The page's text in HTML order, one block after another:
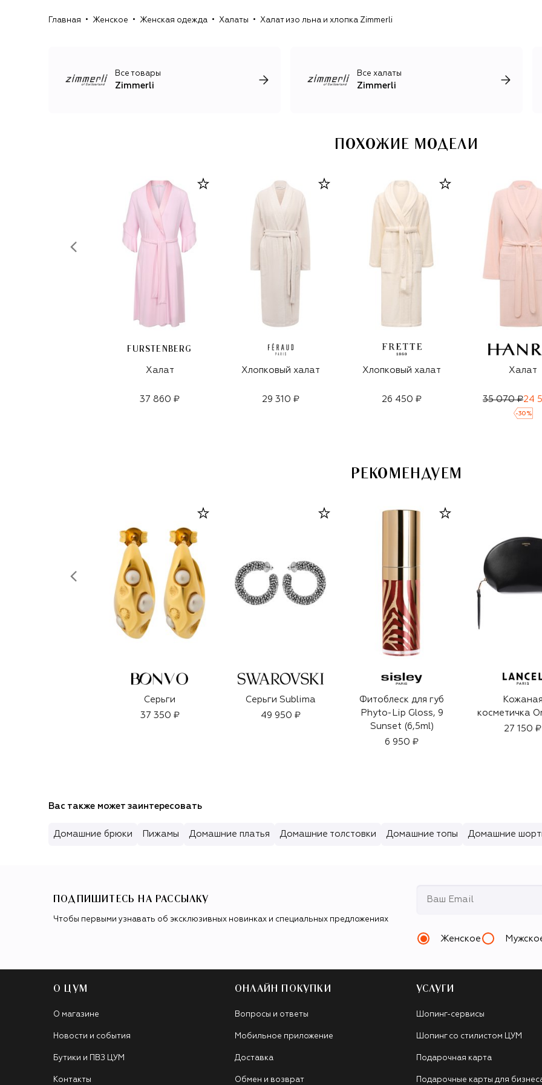
Nightwear).
Главная Женское Женская одежда Халаты Халат изо льна и хлопка Zimmerli
Все товары
Zimmerli
Все халаты
Zimmerli
ПОХОЖИЕ МОДЕЛИ
FURSTENBERG
Халат
37 860 ₽
Хлопковый халат
29 310 ₽
Хлопковый халат
26 450 ₽
Халат
35 070 ₽24
-30 %
РЕКОМЕНДУЕМ
Серьги
37 350 ₽
Серьги Sublima
49 950 ₽
Фитоблеск для губ
Phyto-Lip Gloss, 9
Sunset (6,5ml)
6 950 ₽
Кожаная
косметичка
27 150 ₽
Вас также может заинтересовать
Домашние брюки Пижамы Домашние платья Домашние толстовки Домашние топы Домашние
ПОДПИШИТЕСЬ НА РАССЫЛКУ
Чтобы первыми узнавать об эксклюзивных новинках и специальных предложениях
Женское
О ЦУМ
О магазине
Новости и события
Бутики и ПВЗ ЦУМ
Контакты
ОНЛАЙН ПОКУПКИ
Вопросы и ответы
Мобильное приложение
Доставка
Обмен и возврат
УСЛУГИ
Шопинг-сервисы
Шопинг со стилистом ЦУМ
Подарочная карта
Подарочные карты для